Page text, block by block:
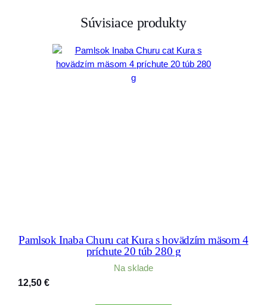
Súvisiace produkty
Pamlsok Inaba Churu cat Kura s hovädzím mäsom 4
príchute 20 túb 280 g
Na sklade
12,50 €